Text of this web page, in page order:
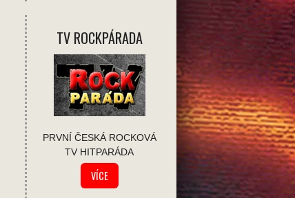
TV ROCKPÁRADA
PRVNÍ ČESKÁ ROCKOVÁ
TV HITPARÁDA
VÍCE